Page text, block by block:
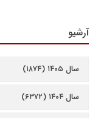
آرشیو
سال ۱۴۰۵ (۱۸۷۴)
سال ۱۴۰۴ (۶۳۷۲)